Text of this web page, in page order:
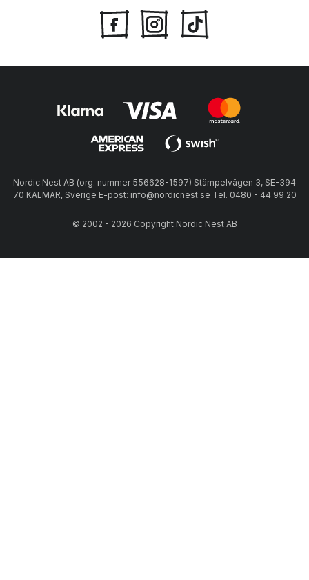
Nordic Nest AB (org. nummer 556628-1597) Stämpelvägen 3, SE-394
70 KALMAR, Sverige E-post: info@nordicnest.se Tel. 0480 - 44 99 20
© 2002 - 2026 Copyright Nordic Nest AB